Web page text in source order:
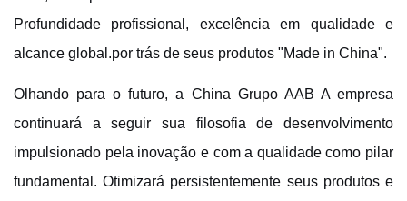
Profundidade profissional, excelência em qualidade e
alcance global.por trás de seus produtos "Made in China".
Olhando para o futuro, a China Grupo AAB A empresa
continuará a seguir sua filosofia de desenvolvimento
impulsionado pela inovação e com a qualidade como pilar
fundamental. Otimizará persistentemente seus produtos e